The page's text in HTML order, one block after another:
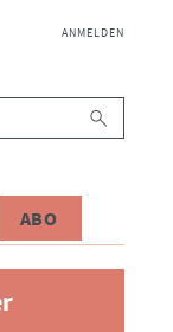
NAVIGATION
ANMELDEN
ABO